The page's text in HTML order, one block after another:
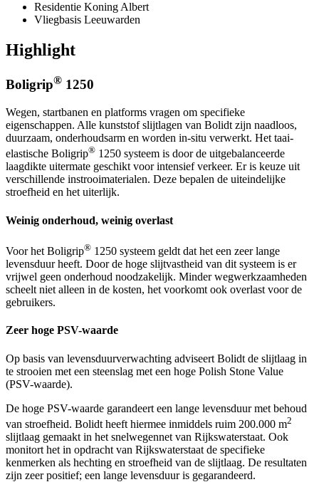
Residentie Koning Albert
Vliegbasis Leeuwarden
Highlight
Boligrip® 1250
Wegen, startbanen en platforms vragen om specifieke
eigenschappen. Alle kunststof slijtlagen van Bolidt zijn naadloos,
duurzaam, onderhoudsarm en worden in-situ verwerkt. Het taai-
elastische Boligrip® 1250 systeem is door de uitgebalanceerde
laagdikte uitermate geschikt voor intensief verkeer. Er is keuze uit
verschillende instrooimaterialen. Deze bepalen de uiteindelijke
stroefheid en het uiterlijk.
Weinig onderhoud, weinig overlast
Voor het Boligrip® 1250 systeem geldt dat het een zeer lange
levensduur heeft. Door de hoge slijtvastheid van dit systeem is er
vrijwel geen onderhoud noodzakelijk. Minder wegwerkzaamheden
scheelt niet alleen in de kosten, het voorkomt ook overlast voor de
gebruikers.
Zeer hoge PSV-waarde
Op basis van levensduurverwachting adviseert Bolidt de slijtlaag in
te strooien met een steenslag met een hoge Polish Stone Value
(PSV-waarde).
De hoge PSV-waarde garandeert een lange levensduur met behoud
van stroefheid. Bolidt heeft hiermee inmiddels ruim 200.000 m2
slijtlaag gemaakt in het snelwegennet van Rijkswaterstaat. Ook
monitort het in opdracht van Rijkswaterstaat de specifieke
kenmerken als hechting en stroefheid van de slijtlaag. De resultaten
zijn zeer positief; een lange levensduur is gegarandeerd.